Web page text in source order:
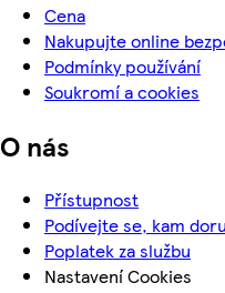
Cena
Nakupujte online
Podmínky používání
Soukromí a cookies
O nás
Přístupnost
Podívejte se, kam
Poplatek za službu
Nastavení Cookies